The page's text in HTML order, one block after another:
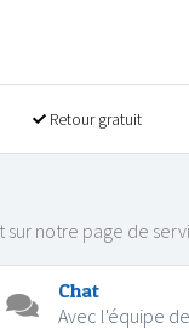
Retour gratuit
notre page de
Chat
Avec l'équipe